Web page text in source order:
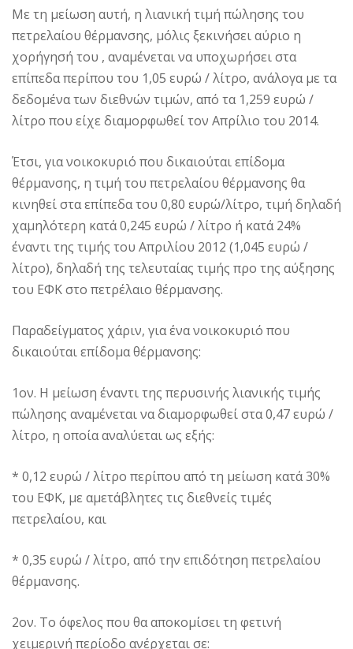
Με τη μείωση αυτή, η λιανική τιμή πώλησης του
πετρελαίου θέρμανσης, μόλις ξεκινήσει αύριο η
χορήγησή του , αναμένεται να υποχωρήσει στα
επίπεδα περίπου του 1,05 ευρώ / λίτρο, ανάλογα με τα
δεδομένα των διεθνών τιμών, από τα 1,259 ευρώ /
λίτρο που είχε διαμορφωθεί τον Απρίλιο του 2014.
Έτσι, για νοικοκυριό που δικαιούται επίδομα
θέρμανσης, η τιμή του πετρελαίου θέρμανσης θα
κινηθεί στα επίπεδα του 0,80 ευρώ/λίτρο, τιμή δηλαδή
χαμηλότερη κατά 0,245 ευρώ / λίτρο ή κατά 24%
έναντι της τιμής του Απριλίου 2012 (1,045 ευρώ /
λίτρο), δηλαδή της τελευταίας τιμής προ της αύξησης
του ΕΦΚ στο πετρέλαιο θέρμανσης.
Παραδείγματος χάριν, για ένα νοικοκυριό που
δικαιούται επίδομα θέρμανσης:
1ον. Η μείωση έναντι της περυσινής λιανικής τιμής
πώλησης αναμένεται να διαμορφωθεί στα 0,47 ευρώ /
λίτρο, η οποία αναλύεται ως εξής:
* 0,12 ευρώ / λίτρο περίπου από τη μείωση κατά 30%
του ΕΦΚ, με αμετάβλητες τις διεθνείς τιμές
πετρελαίου, και
* 0,35 ευρώ / λίτρο, από την επιδότηση πετρελαίου
θέρμανσης.
2ον. Το όφελος που θα αποκομίσει τη φετινή
χειμερινή περίοδο ανέρχεται σε: